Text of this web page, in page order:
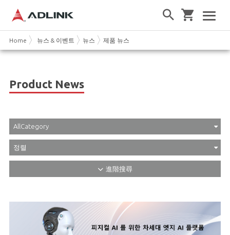
Home 뉴스 & 이벤트 뉴스 제품 뉴스
Product News
AllCategory
정렬